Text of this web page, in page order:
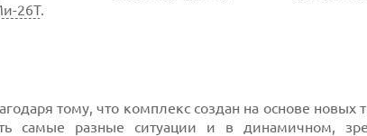
26Т.
тому, что комплекс создан на основе новых
самые разные ситуации и в динамичном,